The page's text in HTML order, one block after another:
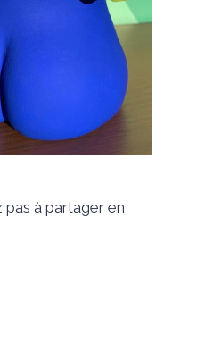
pas à partager en